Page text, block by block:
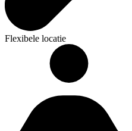
Flexibele locatie